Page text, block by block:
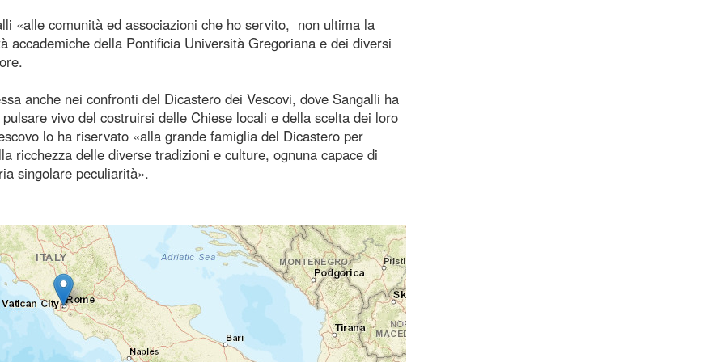
«alle comunità ed associazioni che ho servito, non ultima la
accademiche della Pontificia Università Gregoriana e dei diversi
anche nei confronti del Dicastero dei Vescovi, dove Sangalli ha
vivo del costruirsi delle Chiese locali e della scelta dei loro
lo ha riservato «alla grande famiglia del Dicastero per
ricchezza delle diverse tradizioni e culture, ognuna capace di
singolare peculiarità».